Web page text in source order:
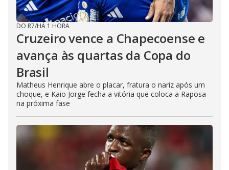
DO R7/HÁ 1 HORA
Cruzeiro vence a Chapecoense e
avança às quartas da Copa do
Brasil
Matheus Henrique abre o placar, fratura o nariz após um
choque, e Kaio Jorge fecha a vitória que coloca a Raposa
na próxima fase